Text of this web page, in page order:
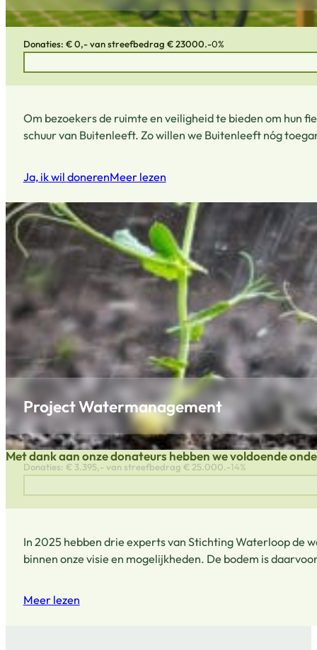
Donaties: € 0,- van streefbedrag € 23000.-0%
Om bezoekers de ruimte en veiligheid te bieden om hun
schuur van Buitenleeft. Zo willen we Buitenleeft nóg
Ja, ik wil donerenMeer lezen
Project Watermanagement
Donaties: € 3.395,- van streefbedrag € 25.000.-14%
Met dank aan onze donateurs hebben we voldoende
In 2025 hebben drie experts van Stichting Waterloop de
binnen onze visie en mogelijkheden. De bodem is
Meer lezen